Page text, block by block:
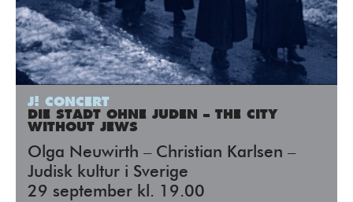
J! CONCERT
DIE STADT OHNE JUDEN – THE CITY
WITHOUT JEWS
Olga Neuwirth – Christian Karlsen –
Judisk kultur i Sverige
29 september kl. 19.00